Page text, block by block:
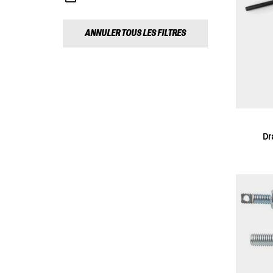
ANNULER TOUS LES FILTRES